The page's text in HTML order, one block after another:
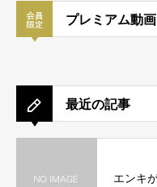
プレミアム動画
最近の記事
エンキ